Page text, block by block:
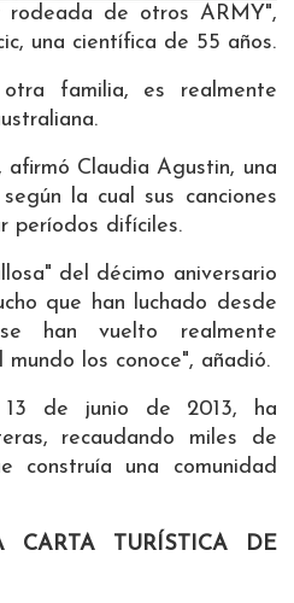
rodeada de otros ARMY",
una científica de 55 años.
familia, es realmente
afirmó Claudia Agustin, una
la cual sus canciones
períodos difíciles.
del décimo aniversario
que han luchado desde
han vuelto realmente
los conoce", añadió.
de junio de 2013, ha
recaudando miles de
construía una comunidad
CARTA TURÍSTICA DE